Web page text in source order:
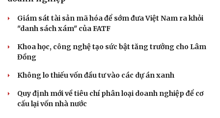
Giám sát tài sản mã hóa để sớm đưa Việt Nam ra khỏi
"danh sách xám" của FATF
Khoa học, công nghệ tạo sức bật tăng trưởng cho Lâm
Đồng
Không lo thiếu vốn đầu tư vào các dự án xanh
Quy định mới về tiêu chí phân loại doanh nghiệp để cơ
cấu lại vốn nhà nước